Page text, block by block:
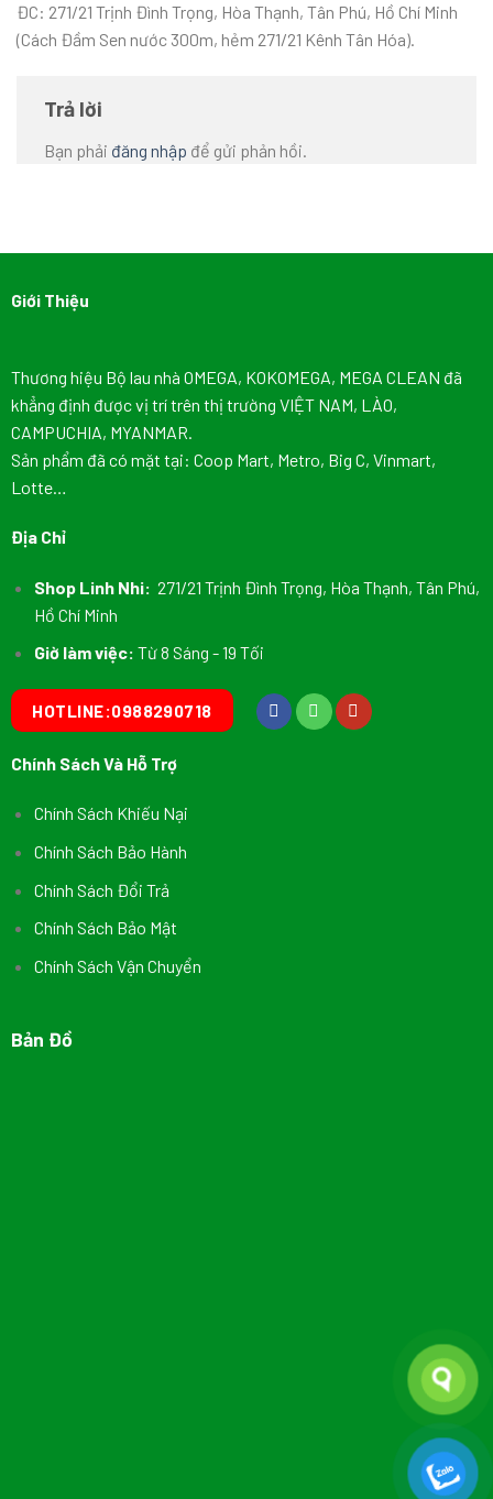
ĐC: 271/21 Trịnh Đình Trọng, Hòa Thạnh, Tân Phú, Hồ Chí Minh
(Cách Đầm Sen nước 300m, hẻm 271/21 Kênh Tân Hóa).
Trả lời
Bạn phải đăng nhập để gửi phản hồi.
Giới Thiệu
Thương hiệu Bộ lau nhà OMEGA, KOKOMEGA, MEGA CLEAN đã
khẳng định được vị trí trên thị trường VIỆT NAM, LÀO,
CAMPUCHIA, MYANMAR.
Sản phẩm đã có mặt tại: Coop Mart, Metro, Big C, Vinmart,
Lotte…
Địa Chỉ
Shop Linh Nhi: 271/21 Trịnh Đình Trọng, Hòa Thạnh, Tân Phú,
Hồ Chí Minh
Giờ làm việc: Từ 8 Sáng - 19 Tối
HOTLINE:0988290718
Chính Sách Và Hỗ Trợ
Chính Sách Khiếu Nại
Chính Sách Bảo Hành
Chính Sách Đổi Trả
Chính Sách Bảo Mật
Chính Sách Vận Chuyển
Bản Đồ